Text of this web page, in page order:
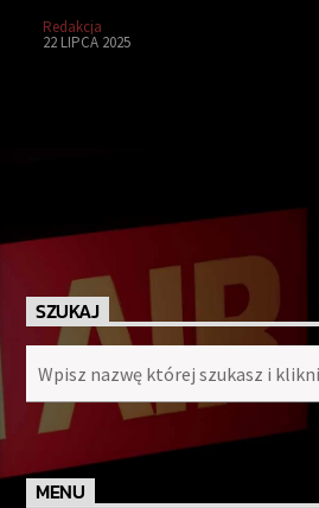
Redakcja
22 LIPCA 2025
SZUKAJ
MENU